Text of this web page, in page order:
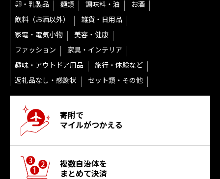
卵・乳製品
麺類 調味料・油
お酒
飲料（お酒以外）
雑貨・日用品
家電・電気小物
美容・健康
ファッション
家具・インテリア
趣味・アウトドア用品
旅行・体験など
返礼品なし・感謝状
セット類・その他
寄附で
マイルがつかえる
複数自治体を
まとめて決済